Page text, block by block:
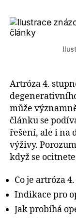
Artróza 4.
může
článku se
řešení, ale i na
výživy.
když se
Co je artróza
Indikace pro
Jak probíhá